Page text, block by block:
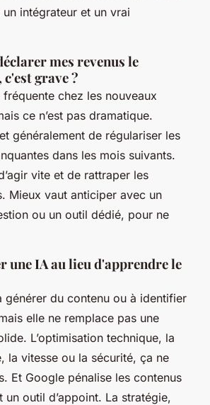
intégrateur et un vrai
mes revenus le
grave ?
fréquente chez les nouveaux
ce n’est pas dramatique.
généralement de régulariser les
dans les mois suivants.
vite et de rattraper les
Mieux vaut anticiper avec un
ou un outil dédié, pour ne
une IA au lieu d'apprendre le
générer du contenu ou à identifier
elle ne remplace pas une
L’optimisation technique, la
la vitesse ou la sécurité, ça ne
Et Google pénalise les contenus
un outil d’appoint. La stratégie,